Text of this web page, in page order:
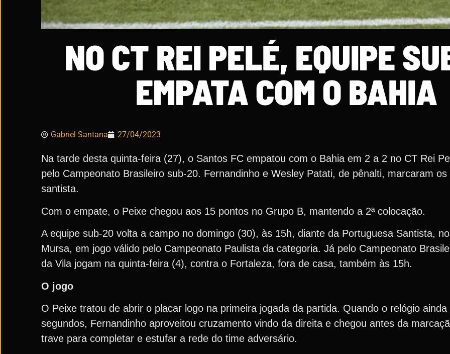
NO CT REI PELÉ, EQUIPE
EMPATA COM O BAHIA
Gabriel Santana 27/04/2023
Na tarde desta quinta-feira (27), o Santos FC empatou com o Bahia em 2 a 2 no CT Rei
pelo Campeonato Brasileiro sub-20. Fernandinho e Wesley Patati, de pênalti, marcaram
santista.
Com o empate, o Peixe chegou aos 15 pontos no Grupo B, mantendo a 2ª colocação.
A equipe sub-20 volta a campo no domingo (30), às 15h, diante da Portuguesa Santista,
Mursa, em jogo válido pelo Campeonato Paulista da categoria. Já pelo Campeonato
da Vila jogam na quinta-feira (4), contra o Fortaleza, fora de casa, também às 15h.
O jogo
O Peixe tratou de abrir o placar logo na primeira jogada da partida. Quando o relógio
segundos, Fernandinho aproveitou cruzamento vindo da direita e chegou antes da
trave para completar e estufar a rede do time adversário.